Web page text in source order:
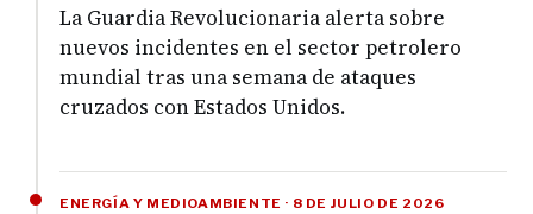
La Guardia Revolucionaria alerta sobre
nuevos incidentes en el sector petrolero
mundial tras una semana de ataques
cruzados con Estados Unidos.
ENERGÍA Y MEDIOAMBIENTE · 8 DE JULIO DE 2026